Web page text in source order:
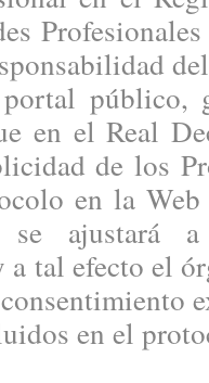
público,
en el Real
de los
en la
se ajustará
tal efecto el
en el